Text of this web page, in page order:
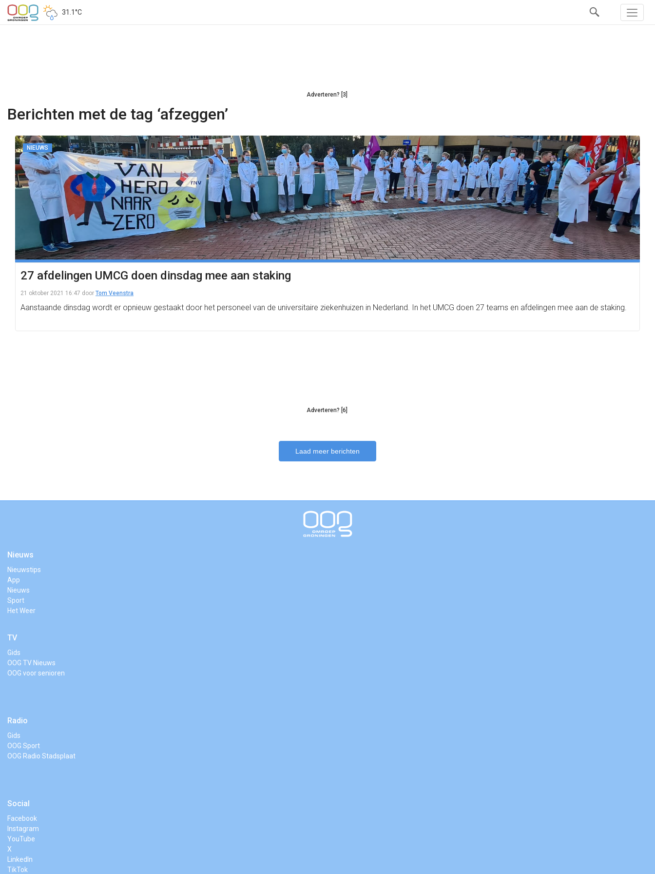
31.1°C
Adverteren? [3]
Berichten met de tag ‘afzeggen’
NIEUWS
27 afdelingen UMCG doen dinsdag mee aan staking
21 oktober 2021 16:47 door Tom Veenstra
Aanstaande dinsdag wordt er opnieuw gestaakt door het personeel van de universitaire ziekenhuizen in Nederland. In het UMCG doen 27 teams en afdelingen mee aan de staking.
Adverteren? [6]
Laad meer berichten
Nieuws
Nieuwstips
App
Nieuws
Sport
Het Weer
TV
Gids
OOG TV Nieuws
OOG voor senioren
Radio
Gids
OOG Sport
OOG Radio Stadsplaat
Social
Facebook
Instagram
YouTube
X
LinkedIn
TikTok